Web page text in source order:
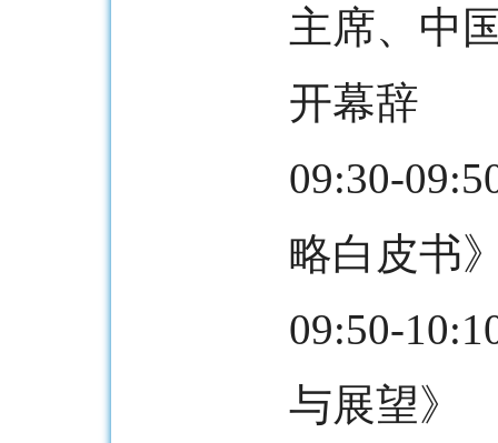
主席、中
开幕辞
09:30-
略白皮书
09:50-
与展望》